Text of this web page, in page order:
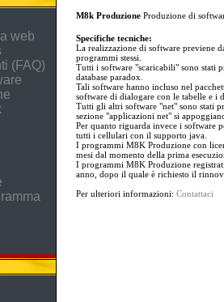
web
(FAQ)
M8k Produzione Produzione di
Specifiche tecniche:
La realizzazione di software previene
programmi stessi.
Tutti i software "scaricabili" sono stati
database paradox.
Tali software hanno incluso nel
software di dialogare con le tabelle e i
Tutti gli altri software "net" sono stati
sezione "applicazioni net" si
Per quanto riguarda invece i software
tutti i cellulari con il supporto java.
I programmi M8K Produzione con
mesi dal momento della prima
I programmi M8K Produzione
anno, dopo il quale è richiesto il
Per ulteriori informazioni: Contattaci